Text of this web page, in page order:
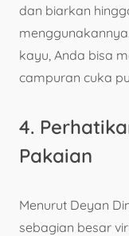
dan biarkan
kayu, Anda bisa
campuran cuka
4.
Pakaian
Menurut Deyan
sebagian besar